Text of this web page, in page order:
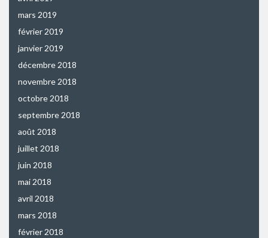
mars 2019
février 2019
janvier 2019
décembre 2018
novembre 2018
octobre 2018
septembre 2018
août 2018
juillet 2018
juin 2018
mai 2018
avril 2018
mars 2018
février 2018